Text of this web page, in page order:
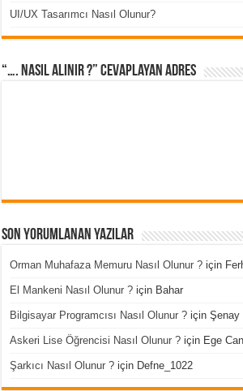
UI/UX Tasarımcı Nasıl Olunur?
“…. Nasıl Alınır ?” cevaplayan adres
Son Yorumlanan Yazılar
Orman Muhafaza Memuru Nasıl Olunur ? için
El Mankeni Nasıl Olunur ? için Bahar
Bilgisayar Programcısı Nasıl Olunur ? içinŞenay
Askeri Lise Öğrencisi Nasıl Olunur ? için Ege Can
Şarkıcı Nasıl Olunur ? için Defne_1022